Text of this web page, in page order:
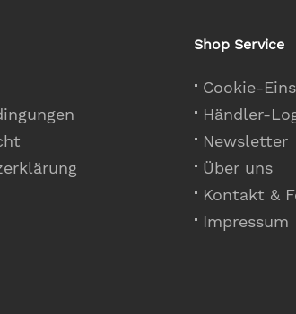
Shop Service
Cookie-
Händler-
Newsletter
Über uns
Kontakt &
Impressum